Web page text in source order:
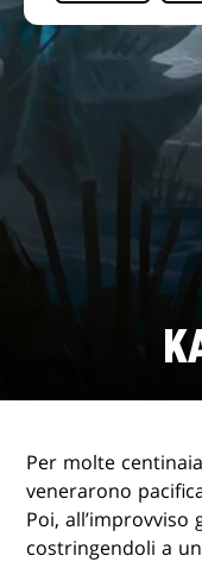
Per molte
venerarono
Poi,
costringendoli a